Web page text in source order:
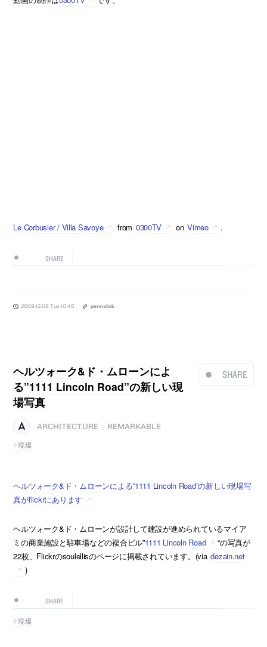
Le Corbusier / Villa Savoye from 0300TV on Vimeo .
SHARE
2009.12.08 Tue 10:46 permalink
SHARE
ヘルツォーク&ド・ムローンによ
る”1111 Lincoln Road”の新しい現
場写真
ARCHITECTURE
REMARKABLE
現場
ヘルツォーク&ド・ムローンによる”1111 Lincoln Road”の新しい現場写
真がflickrにあります
ヘルツォーク&ド・ムローンが設計して建設が進められているマイア
ミの商業施設と駐車場などの複合ビル”1111 Lincoln Road
“の写真が
22枚、Flickrのsoulellisのページに掲載されています。(via dezain.net
)
SHARE
現場